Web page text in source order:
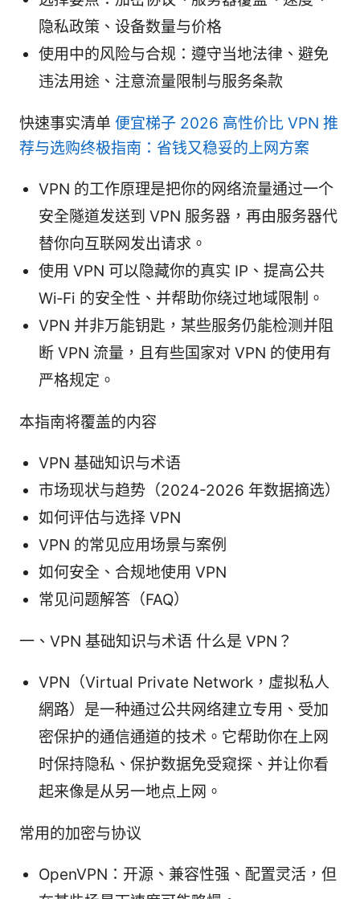
隐私政策、设备数量与价格
使用中的风险与合规：遵守当地法律、避免
违法用途、注意流量限制与服务条款
快速事实清单 便宜梯子 2026 高性价比 VPN 推
荐与选购终极指南：省钱又稳妥的上网方案
VPN 的工作原理是把你的网络流量通过一个
安全隧道发送到 VPN 服务器，再由服务器代
替你向互联网发出请求。
使用 VPN 可以隐藏你的真实 IP、提高公共
Wi‑Fi 的安全性、并帮助你绕过地域限制。
VPN 并非万能钥匙，某些服务仍能检测并阻
断 VPN 流量，且有些国家对 VPN 的使用有
严格规定。
本指南将覆盖的内容
VPN 基础知识与术语
市场现状与趋势（2024-2026 年数据摘选）
如何评估与选择 VPN
VPN 的常见应用场景与案例
如何安全、合规地使用 VPN
常见问题解答（FAQ）
一、VPN 基础知识与术语 什么是 VPN？
VPN（Virtual Private Network，虛拟私人
網路）是一种通过公共网络建立专用、受加
密保护的通信通道的技术。它帮助你在上网
时保持隐私、保护数据免受窥探、并让你看
起来像是从另一地点上网。
常用的加密与协议
OpenVPN：开源、兼容性强、配置灵活，但